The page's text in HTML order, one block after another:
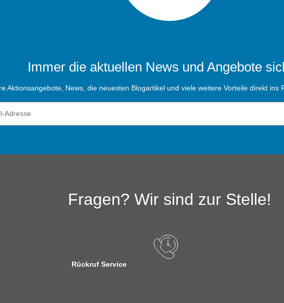
Immer die aktuellen News und Angebote
Aktionsangebote, News, die neuesten Blogartikel und viele weitere Vorteile direkt ins
Fragen? Wir sind zur Stelle!
Rückruf Service